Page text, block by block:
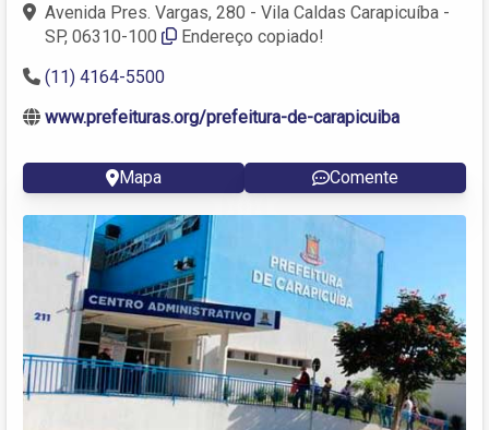
Avenida Pres. Vargas, 280 - Vila Caldas Carapicuíba -
SP, 06310-100
Endereço copiado!
(11) 4164-5500
www.prefeituras.org/prefeitura-de-carapicuiba
Mapa Comente